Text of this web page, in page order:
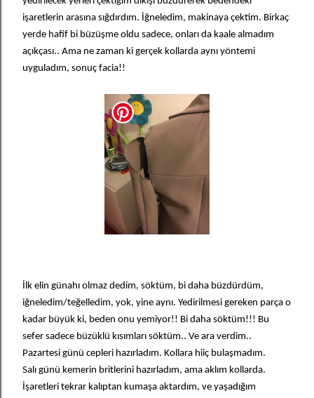
işaretlerin arasına sığdırdım. İğneledim, makinaya çektim. Birkaç
yerde hafif bi büzüşme oldu sadece, onları da kaale almadım
açıkçası.. Ama ne zaman ki gerçek kollarda aynı yöntemi
uyguladım, sonuç facia!!
İlk elin günahı olmaz dedim, söktüm, bi daha büzdürdüm,
iğneledim/teğelledim, yok, yine aynı. Yedirilmesi gereken parça o
kadar büyük ki, beden onu yemiyor!! Bi daha söktüm!!! Bu
sefer sadece büzüklü kısımları söktüm.. Ve ara verdim..
Pazartesi günü cepleri hazırladım. Kollara hiiç bulaşmadım.
Salı günü kemerin britlerini hazırladım, ama aklım kollarda.
İşaretleri tekrar kalıptan kumaşa aktardım, ve yaşadığım